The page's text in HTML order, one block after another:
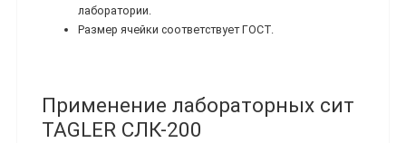
лаборатории.
Размер ячейки соответствует ГОСТ.
Применение лабораторных сит
TAGLER СЛК-200